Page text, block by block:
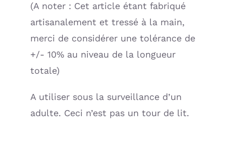
(A noter : Cet article étant fabriqué
artisanalement et tressé à la main,
merci de considérer une tolérance de
+/- 10% au niveau de la longueur
totale)
A utiliser sous la surveillance d’un
adulte. Ceci n’est pas un tour de lit.